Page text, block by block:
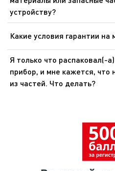
Отнесите его на городской
устройству?
Пожалуйста, перейдите в
сайта, чтобы легко найти то,
Какие условия гарантии на
Дополнительные сведения
«Гарантия» этого веб-сайта.
Я только что распаковал(-
прибор, и мне кажется, что
из частей. Что делать?